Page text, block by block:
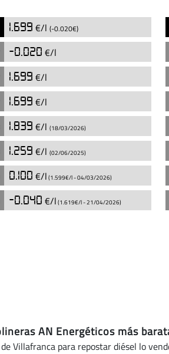
1.699 €/l (-0.020€)
-0.020 €/l
1.699 €/l
1.699 €/l
1.839 €/l (18/03/2026)
1.259 €/l (02/06/2025)
0.100 €/l (1.599€/l -04/03/2026)
-0.040 €/l (1.619€/l -21/04/2026)
AN Energéticos más
Villafranca para repostar diésel lo